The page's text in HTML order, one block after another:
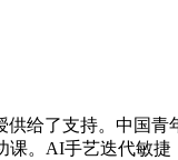
了支持。中国青
。AI手艺迭代敏